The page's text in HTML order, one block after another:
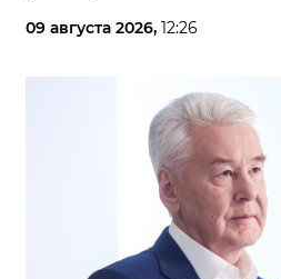
09 августа 2026, 12:26